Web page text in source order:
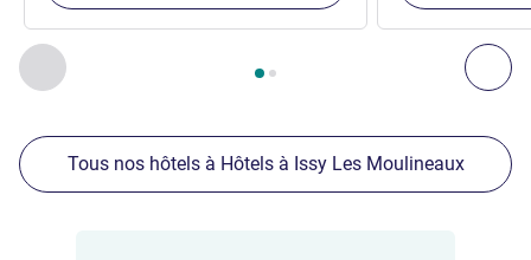
Précédent - Nos autres établissements à proximité
Page , Nos autres établissements à proximité 1 :,
Tous nos hôtels à Hôtels à Issy Les Moulineaux